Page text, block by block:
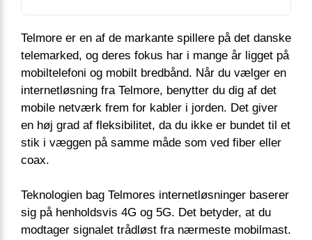
Telmore er en af de markante spillere på det danske
telemarked, og deres fokus har i mange år ligget på
mobiltelefoni og mobilt bredbånd. Når du vælger en
internetløsning fra Telmore, benytter du dig af det
mobile netværk frem for kabler i jorden. Det giver
en høj grad af fleksibilitet, da du ikke er bundet til et
stik i væggen på samme måde som ved fiber eller
coax.
Teknologien bag Telmores internetløsninger baserer
sig på henholdsvis 4G og 5G. Det betyder, at du
modtager signalet trådløst fra nærmeste mobilmast.